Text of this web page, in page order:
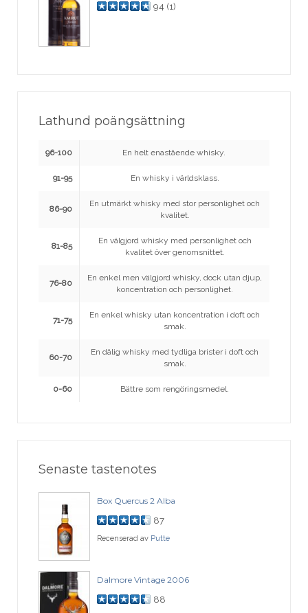
94 (1)
Lathund poängsättning
96-100 En helt enastående whisky.
91-95 En whisky i världsklass.
86-90
En utmärkt whisky med stor personlighet och
kvalitet.
81-85
En välgjord whisky med personlighet och
kvalitet över genomsnittet.
76-80
En enkel men välgjord whisky, dock utan djup,
koncentration och personlighet.
71-75
En enkel whisky utan koncentration i doft och
smak.
60-70
En dålig whisky med tydliga brister i doft och
smak.
0-60 Bättre som rengöringsmedel.
Senaste tastenotes
Box Quercus 2 Alba
87
Recenserad av Putte
Dalmore Vintage 2006
88